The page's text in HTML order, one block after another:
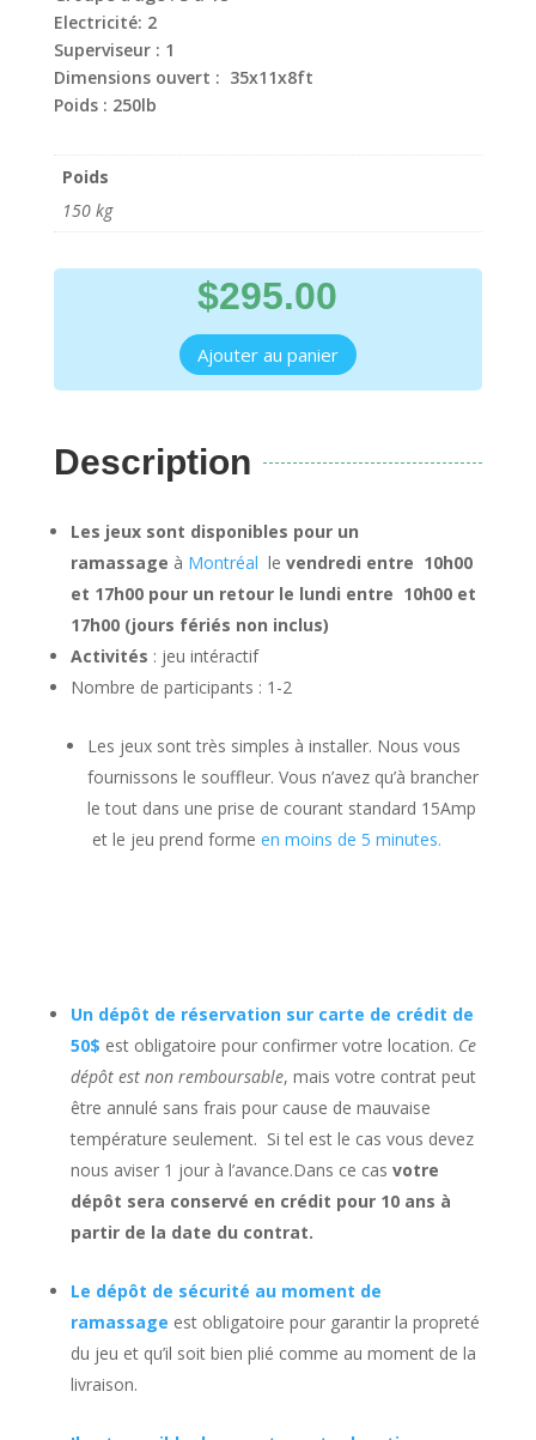
Electricité: 2
Superviseur : 1
Dimensions ouvert : 35x11x8ft
Poids : 250lb
Poids
150 kg
$295.00
Ajouter au panier
Description
Les jeux sont disponibles pour un
ramassage à Montréal le vendredi entre 10h00
et 17h00 pour un retour le lundi entre 10h00 et
17h00 (jours fériés non inclus)
Activités : jeu intéractif
Nombre de participants : 1-2
Les jeux sont très simples à installer. Nous vous
fournissons le souffleur. Vous n’avez qu’à brancher
le tout dans une prise de courant standard 15Amp
et le jeu prend forme en moins de 5 minutes.
Un dépôt de réservation sur carte de crédit de
50$ est obligatoire pour confirmer votre location. Ce
dépôt est non remboursable, mais votre contrat peut
être annulé sans frais pour cause de mauvaise
température seulement. Si tel est le cas vous devez
nous aviser 1 jour à l’avance.Dans ce cas votre
dépôt sera conservé en crédit pour 10 ans à
partir de la date du contrat.
Le dépôt de sécurité au moment de
ramassage est obligatoire pour garantir la propreté
du jeu et qu’il soit bien plié comme au moment de la
livraison.